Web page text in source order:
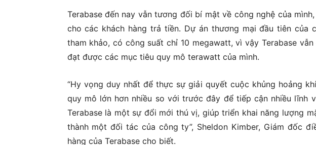
Terabase đến nay vẫn tương đối bí mật về công nghệ của
cho các khách hàng trả tiền. Dự án thương mại đầu tiên của
tham khảo, có công suất chỉ 10 megawatt, vì vậy Terabase
đạt được các mục tiêu quy mô terawatt của mình.
“Hy vọng duy nhất để thực sự giải quyết cuộc khủng hoảng
quy mô lớn hơn nhiều so với trước đây để tiếp cận nhiều lĩnh
Terabase là một sự đổi mới thú vị, giúp triển khai năng lượng
thành một đối tác của công ty”, Sheldon Kimber, Giám đốc
hàng của Terabase cho biết.